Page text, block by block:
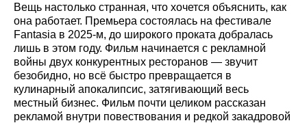
Вещь настолько странная, что хочется объяснить, как
она работает. Премьера состоялась на фестивале
Fantasia в 2025-м, до широкого проката добралась
лишь в этом году. Фильм начинается с рекламной
войны двух конкурентных ресторанов — звучит
безобидно, но всё быстро превращается в
кулинарный апокалипсис, затягивающий весь
местный бизнес. Фильм почти целиком рассказан
рекламой внутри повествования и редкой закадровой